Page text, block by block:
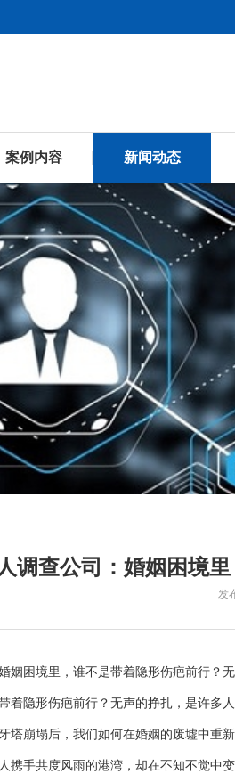
案例内容 新闻动态
调查公司：婚姻困境
发
姻困境里，谁不是带着隐形伤疤前行？
着隐形伤疤前行？无声的挣扎，是许多
塔崩塌后，我们如何在婚姻的废墟中重
携手共度风雨的港湾，却在不知不觉中